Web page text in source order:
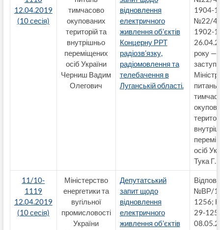
12.04.2019
(10 сесія)
тимчасово
окупованих
територій та
внутрішньо
переміщених
осіб України
Черниш Вадим
Олегович
відновлення
електричного
живлення об’єктів
Концерну РРТ
радіозв’язку,
радіомовлення та
телебачення в
Луганській області.
1904-
№22/
1902-
року —
питань
осіб
Тука Г.
11/10-
1119
12.04.2019
(10 сесія)
Міністерство
енергетики та
вугільної
промисловості
України
Депутатський
запит щодо
відновлення
електричного
живлення об’єктів
№ВР/
1256;
29-